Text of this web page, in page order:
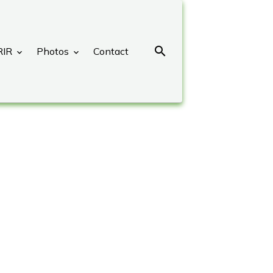
Photos Contact